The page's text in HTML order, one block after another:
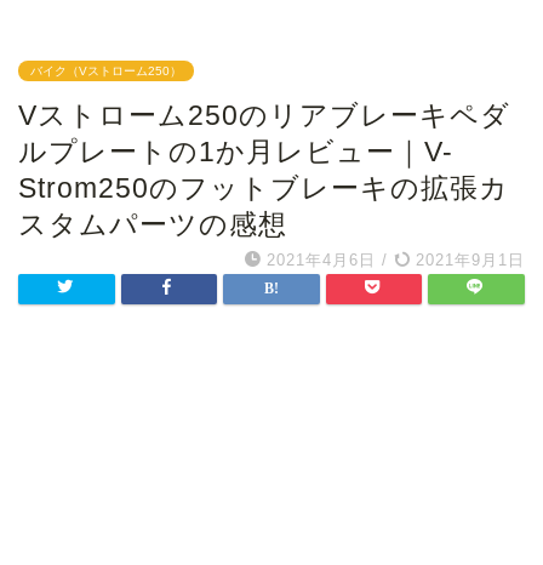
バイク（Vストローム250）
Vストローム250のリアブレーキペダ
ルプレートの1か月レビュー｜V-
Strom250のフットブレーキの拡張カ
スタムパーツの感想
2021年4月6日 / 2021年9月1日